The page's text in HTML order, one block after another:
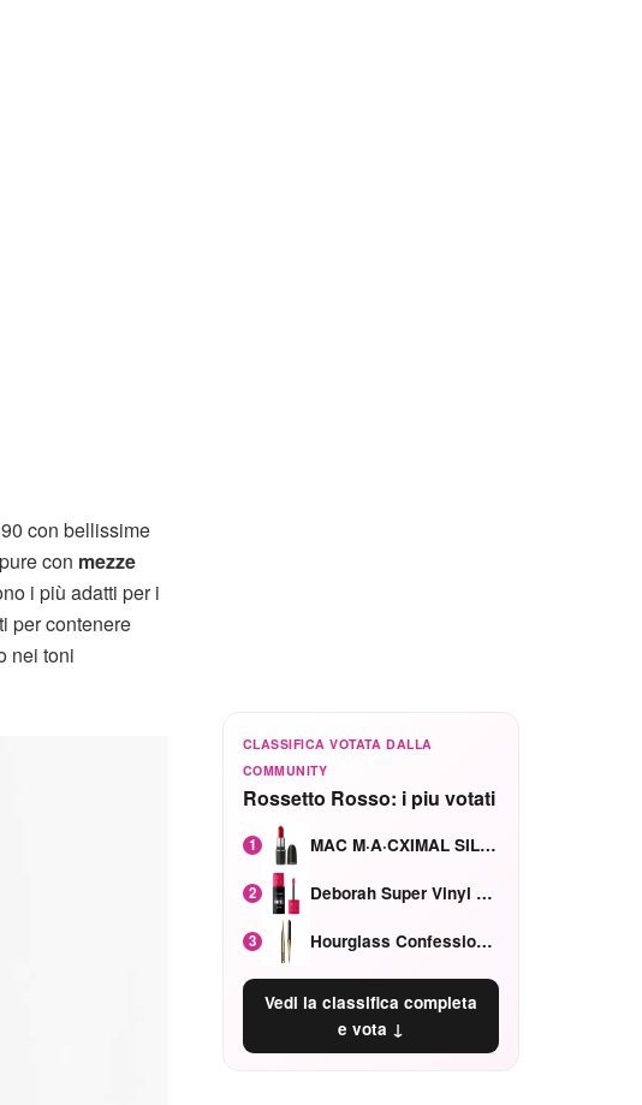
con bellissime
con mezze
i più adatti per i
per contenere
nei toni
CLASSIFICA VOTATA DALLA
COMMUNITY
Rossetto Rosso: i piu votati
1 MAC M·A·CXIMAL SILKY MATTE Red Rock mat
2 Deborah Super Vinyl Shake Rosa Ciliegia
3 Hourglass Confession Ricaricabile Ultra Preciso Ad Alta Intensità Secretly Classic Red
Vedi la classifica completa
e vota ↓